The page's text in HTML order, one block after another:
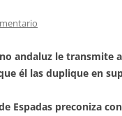
andaluz le transmite
él las duplique en
de Espadas preconiza